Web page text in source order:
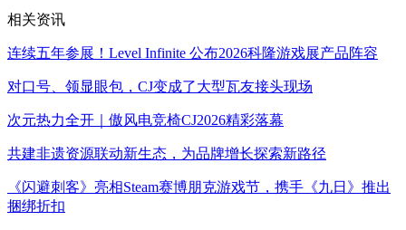
相关资讯
连续五年参展！Level Infinite 公布2026科隆游戏展产品阵容
对口号、领显眼包，CJ变成了大型瓦友接头现场
次元热力全开｜傲风电竞椅CJ2026精彩落幕
共建非遗资源联动新生态，为品牌增长探索新路径
《闪避刺客》亮相Steam赛博朋克游戏节，携手《九日》推出
捆绑折扣